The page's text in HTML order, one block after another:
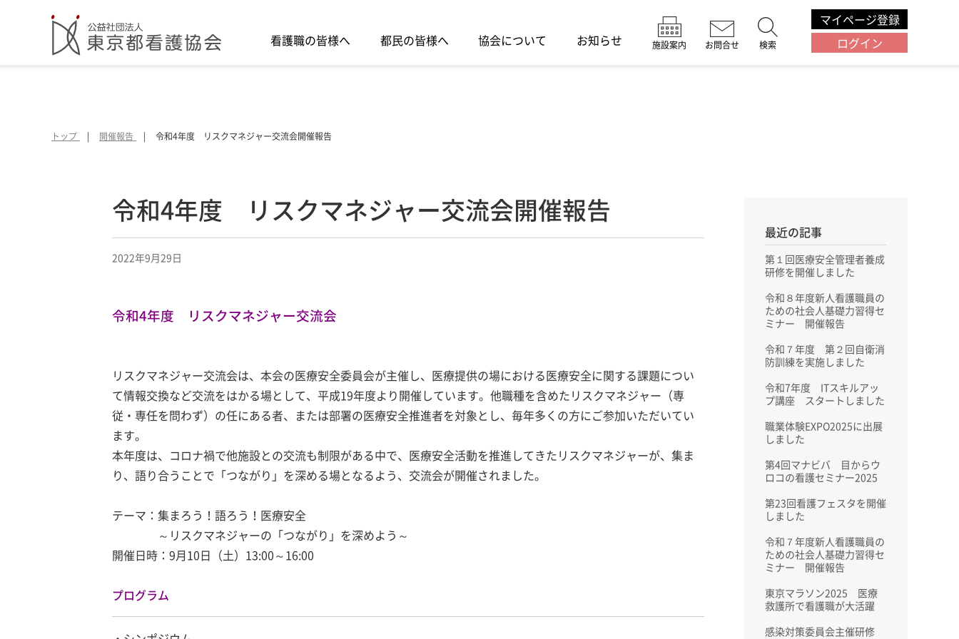
看護職の皆様へ 都民の皆様へ 協会について お知らせ 施設案内 お問合せ 検索
マイページ登録
ログイン
トップ 開催報告 令和4年度 リスクマネジャー交流会開催報告
令和4年度 リスクマネジャー交流会開催報告
2022年9月29日
令和4年度 リスクマネジャー交流会
リスクマネジャー交流会は、本会の医療安全委員会が主催し、医療提供の場における医療安全に関する課題につい
て情報交換など交流をはかる場として、平成19年度より開催しています。他職種を含めたリスクマネジャー（専
従・専任を問わず）の任にある者、または部署の医療安全推進者を対象とし、毎年多くの方にご参加いただいてい
ます。
本年度は、コロナ禍で他施設との交流も制限がある中で、医療安全活動を推進してきたリスクマネジャーが、集ま
り、語り合うことで「つながり」を深める場となるよう、交流会が開催されました。
テーマ：集まろう！語ろう！医療安全
～リスクマネジャーの「つながり」を深めよう～
開催日時：9月10日（土）13:00～16:00
プログラム
最近の記事
第１回医療安全管理者養成
研修を開催しました
令和８年度新人看護職員の
ための社会人基礎力習得セ
ミナー 開催報告
令和７年度 第２回自衛消
防訓練を実施しました
令和7年度 ITスキルアッ
プ講座 スタートしました
職業体験EXPO2025に出展
しました
第4回マナビバ 目からウ
ロコの看護セミナー2025
第23回看護フェスタを開催
しました
令和７年度新人看護職員の
ための社会人基礎力習得セ
ミナー 開催報告
東京マラソン2025 医療
救護所で看護職が大活躍
感染対策委員会主催研修